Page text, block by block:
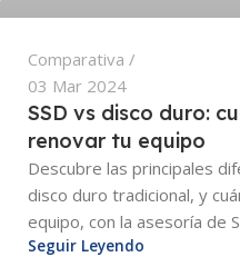
Comparativa
03 Mar 2024
SSD vs disco duro:
renovar tu equipo
Descubre las principales
disco duro tradicional, y
equipo, con la asesoría de
Seguir Leyendo
osuna.edwin@adtiva.co